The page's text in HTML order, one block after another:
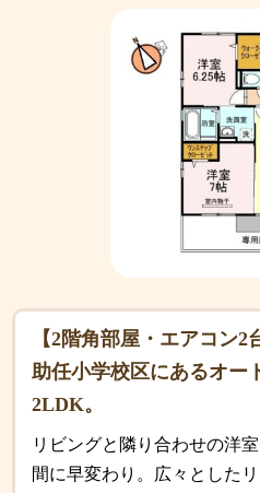
【2階角部屋・エアコン
助任小学校区にあるオー
2LDK。
リビングと隣り合わせの洋
間に早変わり。広々とした